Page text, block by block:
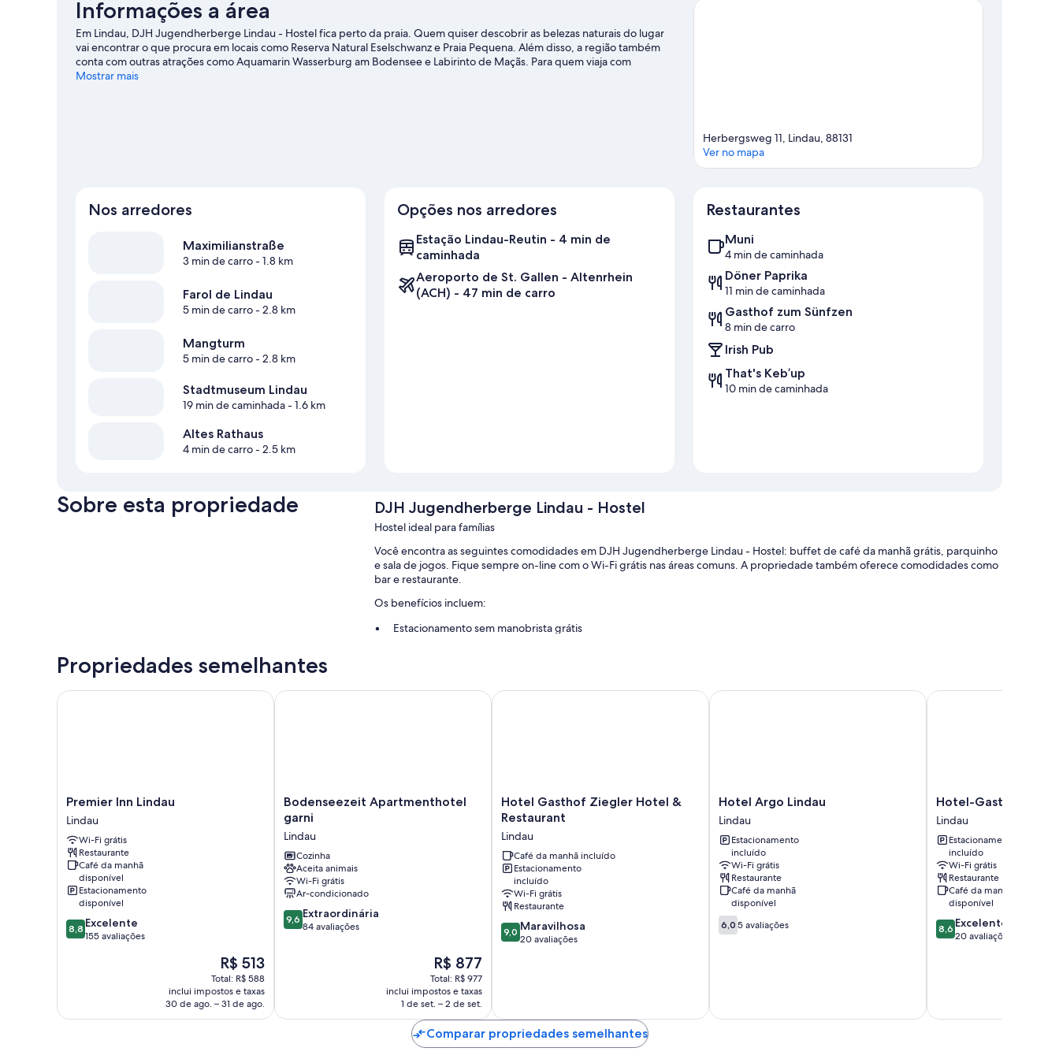
Informações a área
Em Lindau, DJH Jugendherberge Lindau - Hostel fica perto da praia. Quem quiser descobrir as belezas naturais do lugar
vai encontrar o que procura em locais como Reserva Natural Eselschwanz e Praia Pequena. Além disso, a região também
conta com outras atrações como Aquamarin Wasserburg am Bodensee e Labirinto de Maçãs. Para quem viaja com
crianças, Labirinto de Milho Nitzenweiler e Alma Kaeslaedele são ótimas opções de passeios. Atividades como windsurfe
Mostrar mais
Herbergsweg 11, Lindau, 88131
Ver no mapa
Nos arredores
Maximilianstraße
3 min de carro- 1.8 km
Farol de Lindau
5 min de carro- 2.8 km
Mangturm
5 min de carro- 2.8 km
Stadtmuseum Lindau
19 min de caminhada- 1.6 km
Altes Rathaus
4 min de carro- 2.5 km
Opções nos arredores
Estação Lindau-Reutin - 4 min de
caminhada
Aeroporto de St. Gallen - Altenrhein
(ACH) - 47 min de carro
Restaurantes
Muni
4 min de caminhada
Döner Paprika
11 min de caminhada
Gasthof zum Sünfzen
8 min de carro
Irish Pub
That's Keb’up
10 min de caminhada
Sobre esta propriedade DJH Jugendherberge Lindau - Hostel
Hostel ideal para famílias
Você encontra as seguintes comodidades em DJH Jugendherberge Lindau - Hostel: buffet de café da manhã grátis, parquinho
e sala de jogos. Fique sempre on-line com o Wi-Fi grátis nas áreas comuns. A propriedade também oferece comodidades como
bar e restaurante.
Os benefícios incluem:
Estacionamento sem manobrista grátis
Outras comodidades incluem:
Propriedades semelhantes
Premier
Inn
Lindau
Lindau
Premier Inn Lindau
Lindau
Wi-Fi grátis
Restaurante
Café da manhã
disponível
Estacionamento
disponível
8.8
de
8,8 Excelente
155 avaliações
O
preço
é
de
R$ 513
R$ 513
Total: R$ 588
inclui impostos e taxas
30 de ago. – 31 de ago.
Premier Inn Lindau
Bodenseezeit
Apartmenthotel
garni
Lindau
Bodenseezeit Apartmenthotel
garni
Lindau
Cozinha
Aceita animais
Wi-Fi grátis
Ar-condicionado
9.6
de
9,6 Extraordinária
84 avaliações
O
preço
é
de
R$ 877
R$ 877
Total: R$ 977
inclui impostos e taxas
1 de set. – 2 de set.
Bodenseezeit Apartmenthotel garni
Hotel
Gasthof
Hotel
&
Restaurant
Lindau
Hotel Gasthof Ziegler Hotel &
Restaurant
Lindau
Café da manhã incluído
Estacionamento
incluído
Wi-Fi grátis
Restaurante
9.0
de
9,0 Maravilhosa
20 avaliações
Hotel Gasthof Ziegler Hotel & Restaurant
Hotel
Argo
Lindau
Lindau
Hotel Argo Lindau
Lindau
Estacionamento
incluído
Wi-Fi grátis
Restaurante
Café da manhã
disponível
6.0
de
6,0 5 avaliações
Hotel Argo Lindau
Hotel-
Gasthof
Adler
Lindau
Hotel-Gasthof Adler
Lindau
Estacionamento
incluído
Wi-Fi grátis
Restaurante
Café da manhã
disponível
8.6
de
8,6 Excelente
20 avaliações
Hotel-Gasthof Adler
Comparar propriedades semelhantes